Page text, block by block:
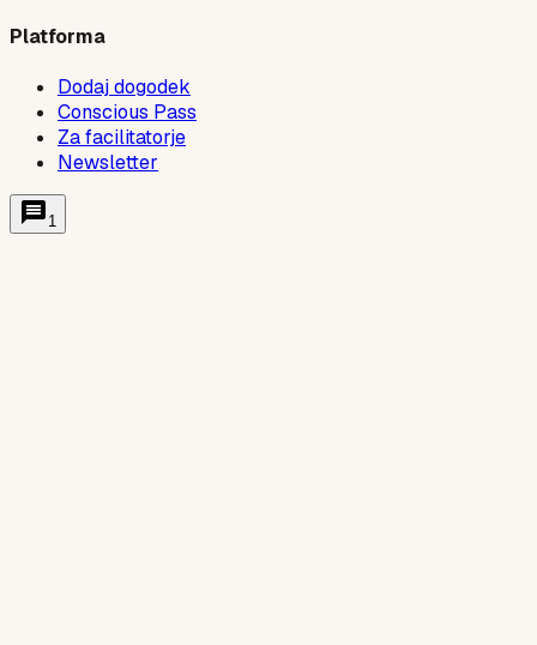
Platforma
Dodaj dogodek
Conscious Pass
Za facilitatorje
Newsletter
1